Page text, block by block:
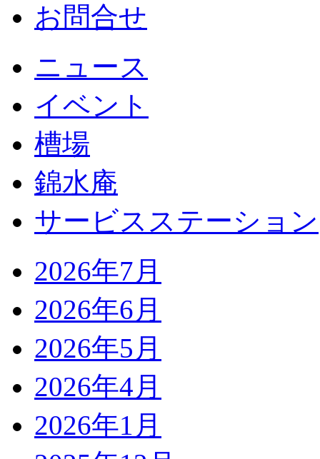
お問合せ
ニュース
イベント
槽場
錦水庵
サービスステーション
2026年7月
2026年6月
2026年5月
2026年4月
2026年1月